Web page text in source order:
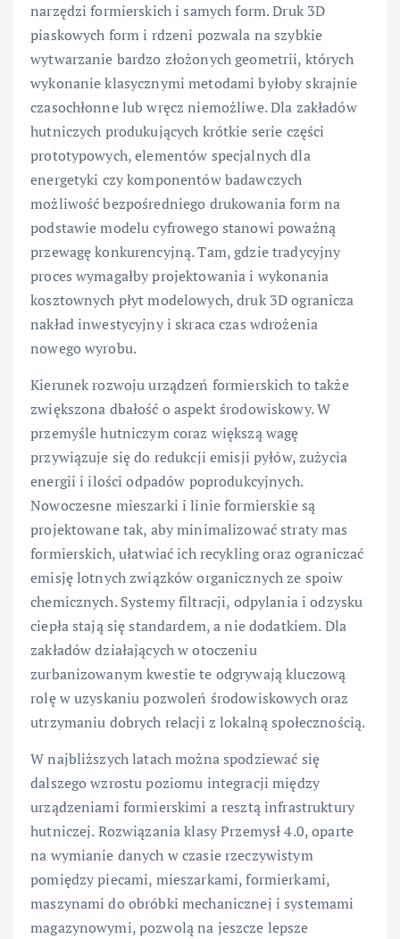
narzędzi formierskich i samych form. Druk 3D
piaskowych form i rdzeni pozwala na szybkie
wytwarzanie bardzo złożonych geometrii, których
wykonanie klasycznymi metodami byłoby skrajnie
czasochłonne lub wręcz niemożliwe. Dla zakładów
hutniczych produkujących krótkie serie części
prototypowych, elementów specjalnych dla
energetyki czy komponentów badawczych
możliwość bezpośredniego drukowania form na
podstawie modelu cyfrowego stanowi poważną
przewagę konkurencyjną. Tam, gdzie tradycyjny
proces wymagałby projektowania i wykonania
kosztownych płyt modelowych, druk 3D ogranicza
nakład inwestycyjny i skraca czas wdrożenia
nowego wyrobu.
Kierunek rozwoju urządzeń formierskich to także
zwiększona dbałość o aspekt środowiskowy. W
przemyśle hutniczym coraz większą wagę
przywiązuje się do redukcji emisji pyłów, zużycia
energii i ilości odpadów poprodukcyjnych.
Nowoczesne mieszarki i linie formierskie są
projektowane tak, aby minimalizować straty mas
formierskich, ułatwiać ich recykling oraz ograniczać
emisję lotnych związków organicznych ze spoiw
chemicznych. Systemy filtracji, odpylania i odzysku
ciepła stają się standardem, a nie dodatkiem. Dla
zakładów działających w otoczeniu
zurbanizowanym kwestie te odgrywają kluczową
rolę w uzyskaniu pozwoleń środowiskowych oraz
utrzymaniu dobrych relacji z lokalną społecznością.
W najbliższych latach można spodziewać się
dalszego wzrostu poziomu integracji między
urządzeniami formierskimi a resztą infrastruktury
hutniczej. Rozwiązania klasy Przemysł 4.0, oparte
na wymianie danych w czasie rzeczywistym
pomiędzy piecami, mieszarkami, formierkami,
maszynami do obróbki mechanicznej i systemami
magazynowymi, pozwolą na jeszcze lepsze